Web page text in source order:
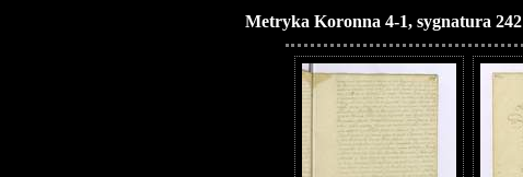
Metryka Koronna 4-1, sygnatura 242